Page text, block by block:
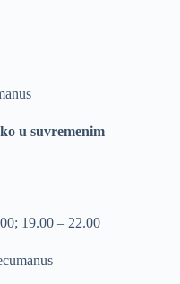
u suvremenim
19.00 – 22.00